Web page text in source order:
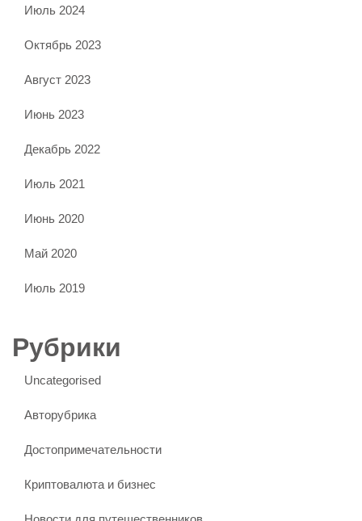
Июль 2024
Октябрь 2023
Август 2023
Июнь 2023
Декабрь 2022
Июль 2021
Июнь 2020
Май 2020
Июль 2019
Рубрики
Uncategorised
Авторубрика
Достопримечательности
Криптовалюта и бизнес